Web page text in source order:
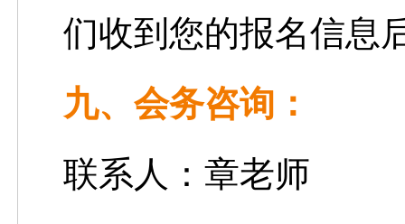
们收到您的报名信息
九、会务咨询：
联系人：章老师